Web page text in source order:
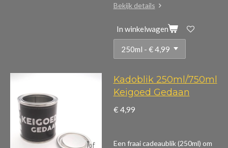
Bekijk details
In winkelwagen
Kadoblik 250ml/750ml
Keigoed Gedaan
€ 4,99
Een fraai cadeaublik (250ml) om